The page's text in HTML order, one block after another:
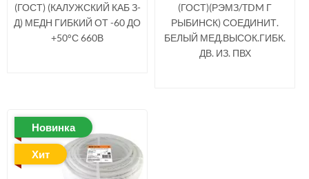
(ГОСТ) (КАЛУЖСКИЙ КАБ З-
Д) МЕДН ГИБКИЙ ОТ -60 ДО
+50°С 660В
(ГОСТ)(РЭМЗ/TDM Г
РЫБИНСК) СОЕДИНИТ.
БЕЛЫЙ МЕД.ВЫСОК.ГИБК.
ДВ. ИЗ. ПВХ
Новинка
Хит